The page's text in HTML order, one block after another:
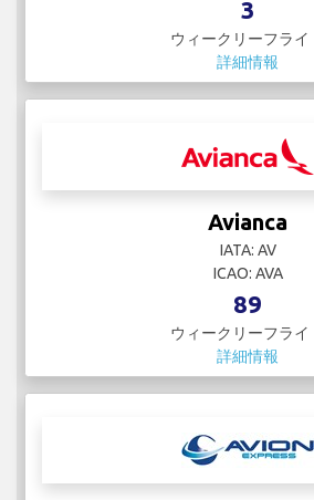
3
ウィークリーフライ
詳細情報
Avianca
IATA: AV
ICAO: AVA
89
ウィークリーフライ
詳細情報